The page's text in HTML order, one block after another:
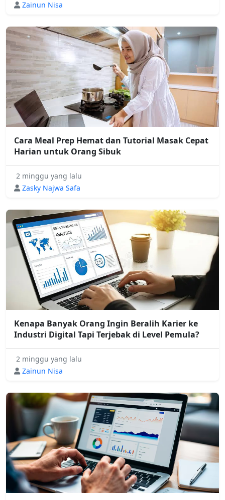
Zainun Nisa
Cara Meal Prep Hemat dan Tutorial Masak Cepat
Harian untuk Orang Sibuk
2 minggu yang lalu
Zasky Najwa Safa
Kenapa Banyak Orang Ingin Beralih Karier ke
Industri Digital Tapi Terjebak di Level Pemula?
2 minggu yang lalu
Zainun Nisa